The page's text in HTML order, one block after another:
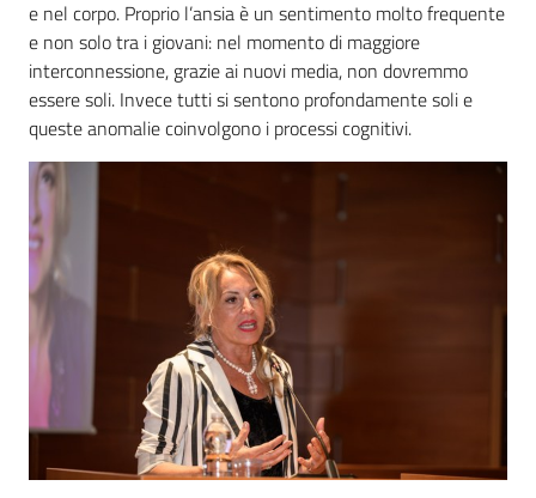
e nel corpo. Proprio l’ansia è un sentimento molto frequente
e non solo tra i giovani: nel momento di maggiore
interconnessione, grazie ai nuovi media, non dovremmo
essere soli. Invece tutti si sentono profondamente soli e
queste anomalie coinvolgono i processi cognitivi.